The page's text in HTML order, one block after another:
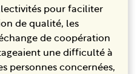
pour faciliter
de qualité, les
de coopération
une difficulté à
personnes concernées,